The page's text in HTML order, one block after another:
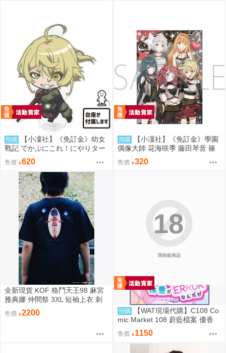
預購
【小凜社】《免訂金》幼女
戰記 でかぷにこれ！にやりター
ニャ 譚雅 壓克力立牌
售價 620
預購
【小凜社】《免訂金》學園
偶像大師 花海咲季 藤田琴音 篠
澤廣 ECLIPSE LIGHT A3海報
售價 320
全新現貨 KOF 格鬥天王98 麻宮
雅典娜 仲間祭 3XL 短袖上衣 刺
繡 限定聯名
售價 2200
限制級商品
18
預購
【WAT現場代購】C108 Co
mic Market 108 蔚藍檔案 優香
ユウカの体重がERRORなんだが
售價 1150